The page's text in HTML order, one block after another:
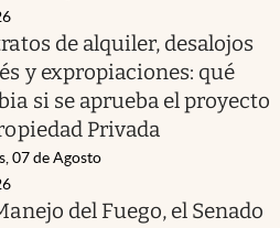
de alquiler, desalojos
y expropiaciones: qué
si se aprueba el proyecto
Privada
07 de Agosto
del Fuego, el Senado